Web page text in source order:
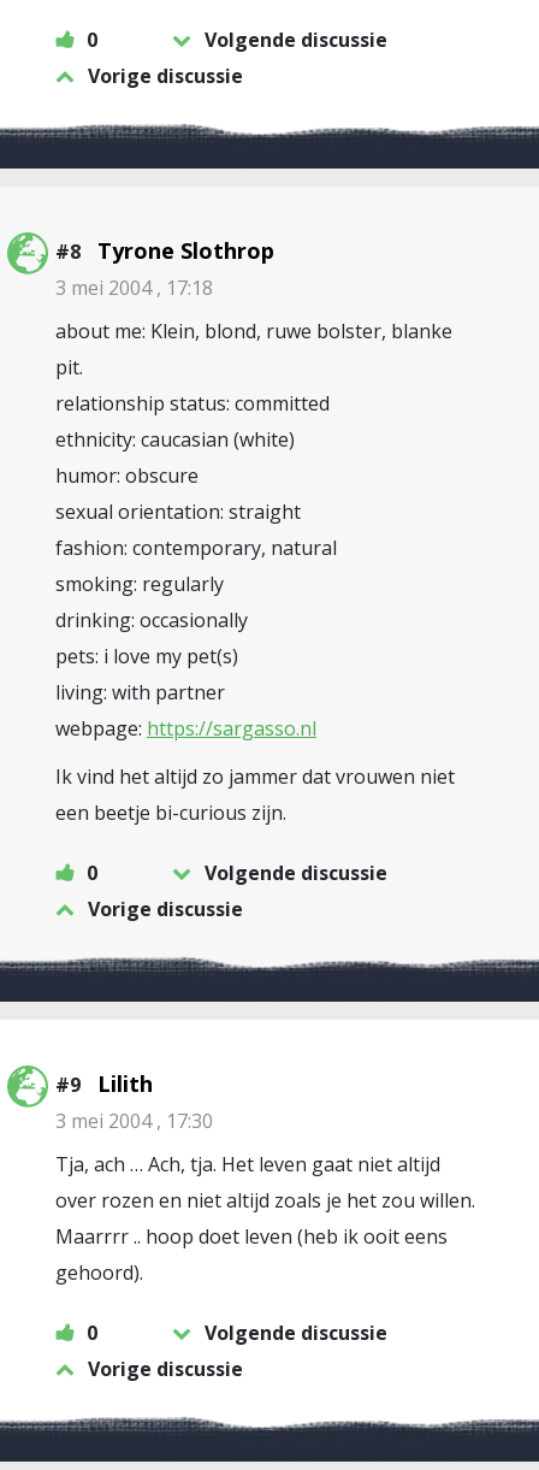
0
Volgende discussie
Vorige discussie
#8 Tyrone Slothrop
3 mei 2004 , 17:18
about me: Klein, blond, ruwe bolster, blanke
pit.
relationship status: committed
ethnicity: caucasian (white)
humor: obscure
sexual orientation: straight
fashion: contemporary, natural
smoking: regularly
drinking: occasionally
pets: i love my pet(s)
living: with partner
webpage: https://sargasso.nl
Ik vind het altijd zo jammer dat vrouwen niet
een beetje bi-curious zijn.
0
Volgende discussie
Vorige discussie
#9 Lilith
3 mei 2004 , 17:30
Tja, ach … Ach, tja. Het leven gaat niet altijd
over rozen en niet altijd zoals je het zou willen.
Maarrrr .. hoop doet leven (heb ik ooit eens
gehoord).
0
Volgende discussie
Vorige discussie